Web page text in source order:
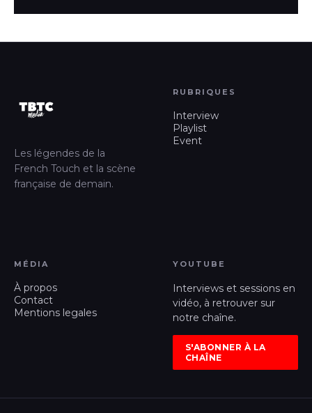
Les légendes de la
French Touch et la scène
française de demain.
RUBRIQUES
Interview
Playlist
Event
MÉDIA
À propos
Contact
Mentions legales
YOUTUBE
Interviews et sessions en
vidéo, à retrouver sur
notre chaîne.
S'ABONNER À LA
CHAÎNE